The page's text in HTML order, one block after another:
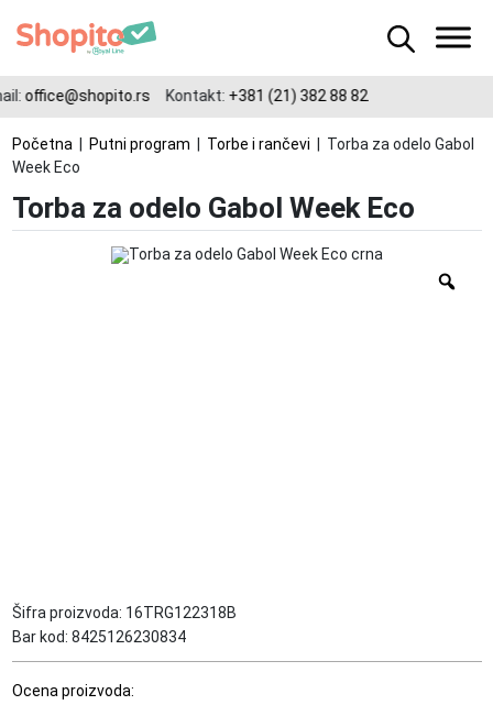
office@shopito.rs Kontakt:+381 (21) 382 88 82
Početna Putni program Torbe i rančevi | Torba za odelo Gabol
Week Eco
Torba za odelo Gabol Week Eco
Bar kod: 8425126230834
Šifra proizvoda: 16TRG122318B
Ocena proizvoda: